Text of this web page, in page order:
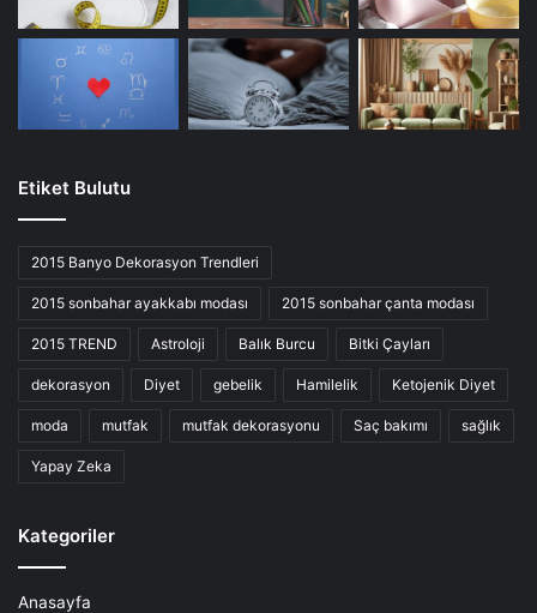
Etiket Bulutu
2015 Banyo Dekorasyon Trendleri
2015 sonbahar ayakkabı modası 2015 sonbahar çanta modası
2015 TREND Astroloji Balık Burcu Bitki Çayları
dekorasyon Diyet gebelik Hamilelik Ketojenik Diyet
moda mutfak mutfak dekorasyonu Saç bakımı sağlık
Yapay Zeka
Kategoriler
Anasayfa